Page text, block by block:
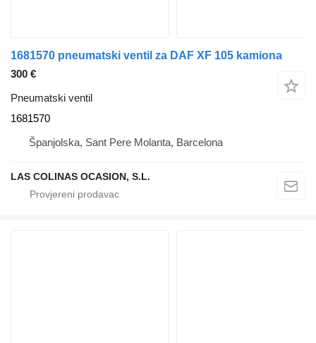
1681570 pneumatski ventil za DAF XF 105 kamiona
300 €
Pneumatski ventil
1681570
Španjolska, Sant Pere Molanta, Barcelona
LAS COLINAS OCASION, S.L.